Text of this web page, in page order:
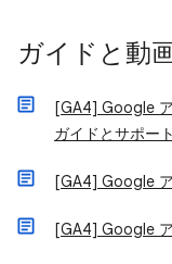
ガイドと動
[GA4] Google
ガイドとサポート
[GA4] Google
[GA4] Google